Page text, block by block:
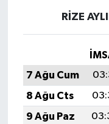
RIZE
7 Ağu Cum
8 Ağu Cts
9 Ağu Paz